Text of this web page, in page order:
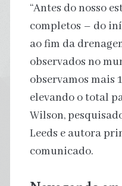
“Antes do nosso
completos – do
ao fim da
observados no
observamos mais
elevando o total
Wilson,
Leeds e autora
comunicado.